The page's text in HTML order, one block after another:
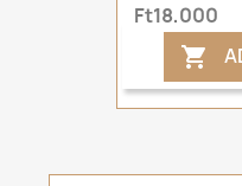
Ft18,000
